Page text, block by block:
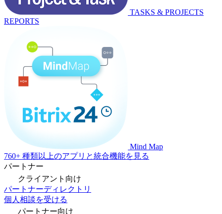
TASKS & PROJECTS
REPORTS
Mind Map
760+ 種類以上のアプリと統合機能を見る
パートナー
クライアント向け
パートナーディレクトリ
個人相談を受ける
パートナー向け